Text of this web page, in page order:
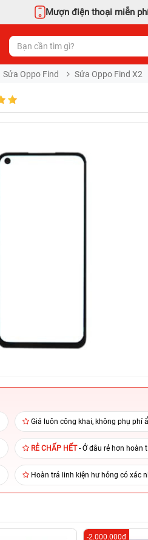
Mượn điện thoại miễn
Sửa Oppo Find Sửa Oppo Find X2
Giá luôn công khai, không phụ phí
RẺ CHẤP HẾT- Ở đâu rẻ hơn hoàn
Hoàn trả linh kiện hư hỏng có xác
-2.000.000đ